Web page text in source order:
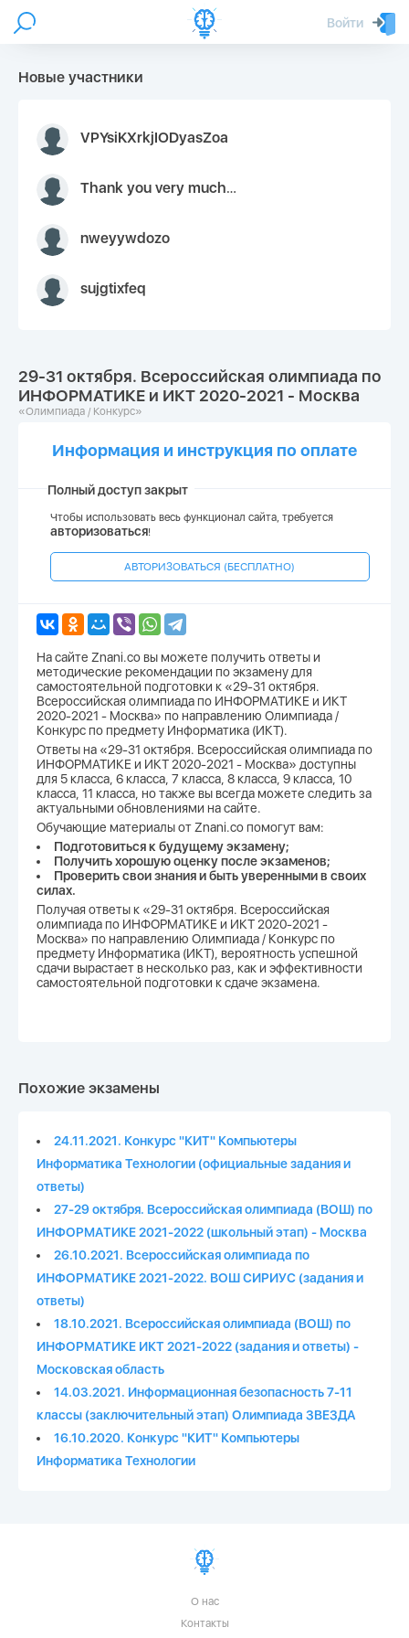
Войти
Новые участники
VPYsiKXrkjIODyasZoa
Thank you very much for your inquiry We appreciate you 9126052 https://youtube.com faceapple !
nweyywdozo
sujgtixfeq
29-31 октября. Всероссийская олимпиада по
ИНФОРМАТИКЕ и ИКТ 2020-2021 - Москва
«Олимпиада / Конкурс»
Информация и инструкция по оплате
Полный доступ закрыт
Чтобы использовать весь функционал сайта, требуется
авторизоваться!
АВТОРИЗОВАТЬСЯ (БЕСПЛАТНО)
На сайте Znani.co вы можете получить ответы и
методические рекомендации по экзамену для
самостоятельной подготовки к «29-31 октября.
Всероссийская олимпиада по ИНФОРМАТИКЕ и ИКТ
2020-2021 - Москва» по направлению Олимпиада /
Конкурс по предмету Информатика (ИКТ).
Ответы на «29-31 октября. Всероссийская олимпиада по
ИНФОРМАТИКЕ и ИКТ 2020-2021 - Москва» доступны
для 5 класса, 6 класса, 7 класса, 8 класса, 9 класса, 10
класса, 11 класса, но также вы всегда можете следить за
актуальными обновлениями на сайте.
Обучающие материалы от Znani.co помогут вам:
Подготовиться к будущему экзамену;
Получить хорошую оценку после экзаменов;
Проверить свои знания и быть уверенными в своих
силах.
Получая ответы к «29-31 октября. Всероссийская
олимпиада по ИНФОРМАТИКЕ и ИКТ 2020-2021 -
Москва» по направлению Олимпиада / Конкурс по
предмету Информатика (ИКТ), вероятность успешной
сдачи вырастает в несколько раз, как и эффективности
самостоятельной подготовки к сдаче экзамена.
Похожие экзамены
24.11.2021. Конкурс "КИТ" Компьютеры
Информатика Технологии (официальные задания и
ответы)
27-29 октября. Всероссийская олимпиада (ВОШ) по
ИНФОРМАТИКЕ 2021-2022 (школьный этап) - Москва
26.10.2021. Всероссийская олимпиада по
ИНФОРМАТИКЕ 2021-2022. ВОШ СИРИУС (задания и
ответы)
18.10.2021. Всероссийская олимпиада (ВОШ) по
ИНФОРМАТИКЕ ИКТ 2021-2022 (задания и ответы) -
Московская область
14.03.2021. Информационная безопасность 7-11
классы (заключительный этап) Олимпиада ЗВЕЗДА
16.10.2020. Конкурс "КИТ" Компьютеры
Информатика Технологии
О нас
Контакты